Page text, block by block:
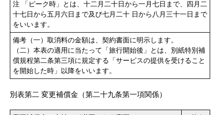
注 「ピーク時」とは、十二月二十日から一月七日まで、四月二
十七日から五月六日まで及び七月二十 日から八月三十一日まで
をいいます。
備考（一）取消料の金額は、契約書面に明示します。
（二）本表の適用に当たって「旅行開始後」とは、別紙特別補
償規程第二条第三項に規定する「サービスの提供を受けること
を開始した時」以降をいいます。
別表第二 変更補償金（第二十九条第一項関係）